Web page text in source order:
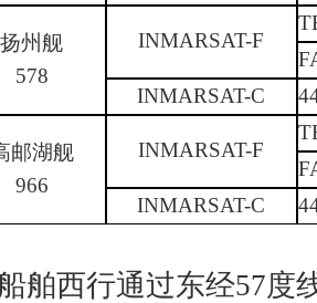
扬州舰
578
INMARSAT-F
INMARSAT-C
邮湖舰
966
INMARSAT-F
INMARSAT-C
船舶西行通过东经57